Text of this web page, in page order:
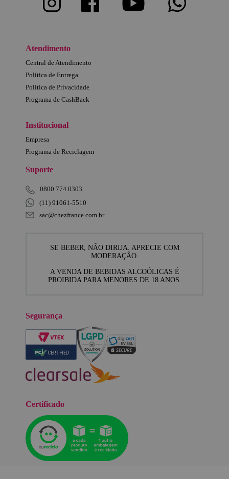
Atendimento
Central de Atendimento
Política de Entrega
Política de Privacidade
Programa de CashBack
Institucional
Empresa
Programa de Reciclagem
Suporte
0800 774 0303
(11) 91061-5510
sac@chezfrance.com.br
SE BEBER, NÃO DIRIJA. APRECIE COM
MODERAÇÃO.
A VENDA DE BEBIDAS ALCOÓLICAS É
PROIBIDA PARA MENORES DE 18 ANOS.
Segurança
Certificado